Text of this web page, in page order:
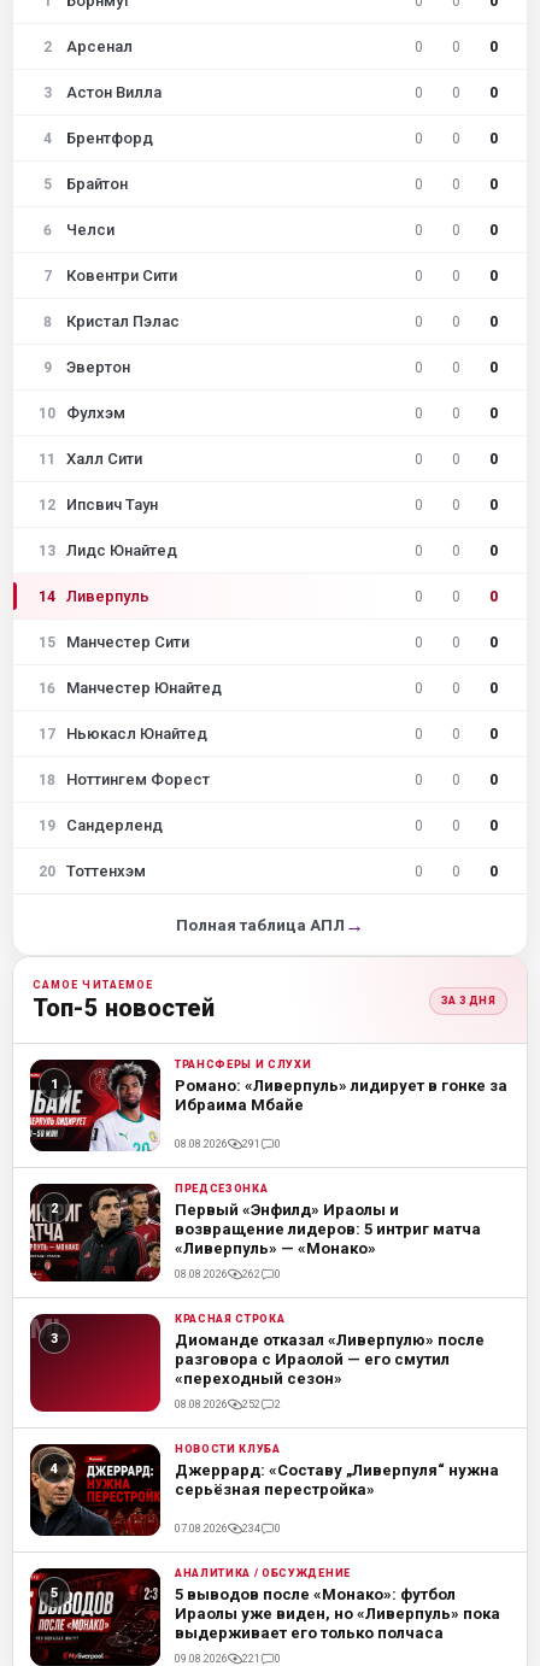
2 Арсенал 0 0 0
3 Астон Вилла 0 0 0
4 Брентфорд 0 0 0
5 Брайтон 0 0 0
6 Челси 0 0 0
7 Ковентри Сити 0 0 0
8 Кристал Пэлас 0 0 0
9 Эвертон 0 0 0
10 Фулхэм 0 0 0
11 Халл Сити 0 0 0
12 Ипсвич Таун 0 0 0
13 Лидс Юнайтед 0 0 0
14 Ливерпуль 0 0 0
15 Манчестер Сити 0 0 0
16 Манчестер Юнайтед 0 0 0
17 Ньюкасл Юнайтед 0 0 0
18 Ноттингем Форест 0 0 0
19 Сандерленд 0 0 0
20 Тоттенхэм 0 0 0
Полная таблица АПЛ →
САМОЕ ЧИТАЕМОЕ
Топ-5 новостей ЗА 3 ДНЯ
ML ТРАНСФЕРЫ И СЛУХИ
Романо: «Ливерпуль» лидирует в гонке за
Ибраима Мбайе
08.08.2026 291 0
ML ПРЕДСЕЗОНКА
Первый «Энфилд» Ираолы и
возвращение лидеров: 5 интриг матча
«Ливерпуль» — «Монако»
08.08.2026 262 0
ML КРАСНАЯ СТРОКА
Диоманде отказал «Ливерпулю» после
разговора с Ираолой — его смутил
«переходный сезон»
08.08.2026 252 2
ML НОВОСТИ КЛУБА
Джеррард: «Составу „Ливерпуля“ нужна
серьёзная перестройка»
07.08.2026 234 0
ML АНАЛИТИКА / ОБСУЖДЕНИЕ
5 выводов после «Монако»: футбол
Ираолы уже виден, но «Ливерпуль» пока
выдерживает его только полчаса
09.08.2026 221 0